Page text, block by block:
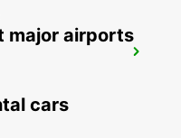
major airports
cars